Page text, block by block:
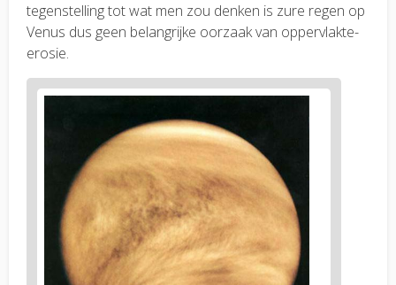
tegenstelling tot wat men zou denken is zure regen op
Venus dus geen belangrijke oorzaak van oppervlakte-
erosie.